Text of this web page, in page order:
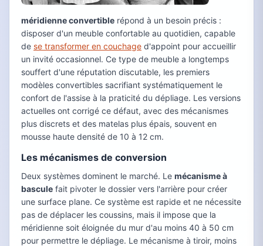
méridienne convertible répond à un besoin précis :
disposer d'un meuble confortable au quotidien, capable
de se transformer en couchage d'appoint pour accueillir
un invité occasionnel. Ce type de meuble a longtemps
souffert d'une réputation discutable, les premiers
modèles convertibles sacrifiant systématiquement le
confort de l'assise à la praticité du dépliage. Les versions
actuelles ont corrigé ce défaut, avec des mécanismes
plus discrets et des matelas plus épais, souvent en
mousse haute densité de 10 à 12 cm.
Les mécanismes de conversion
Deux systèmes dominent le marché. Le mécanisme à
bascule fait pivoter le dossier vers l'arrière pour créer
une surface plane. Ce système est rapide et ne nécessite
pas de déplacer les coussins, mais il impose que la
méridienne soit éloignée du mur d'au moins 40 à 50 cm
pour permettre le dépliage. Le mécanisme à tiroir, moins